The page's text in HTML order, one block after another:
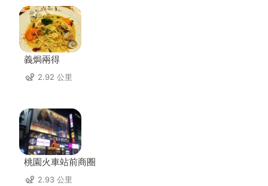
義焗兩得
2.92 公里
桃園火車站前商圈
2.93 公里